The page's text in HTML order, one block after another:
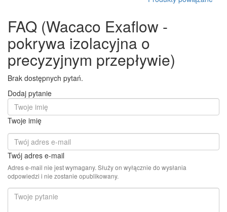
FAQ (Wacaco Exaflow -
pokrywa izolacyjna o
precyzyjnym przepływie)
Brak dostępnych pytań.
Dodaj pytanie
Twoje imię
Twój adres e-mail
Adres e-mail nie jest wymagany. Służy on wyłącznie do wysłania
odpowiedzi i nie zostanie opublikowany.